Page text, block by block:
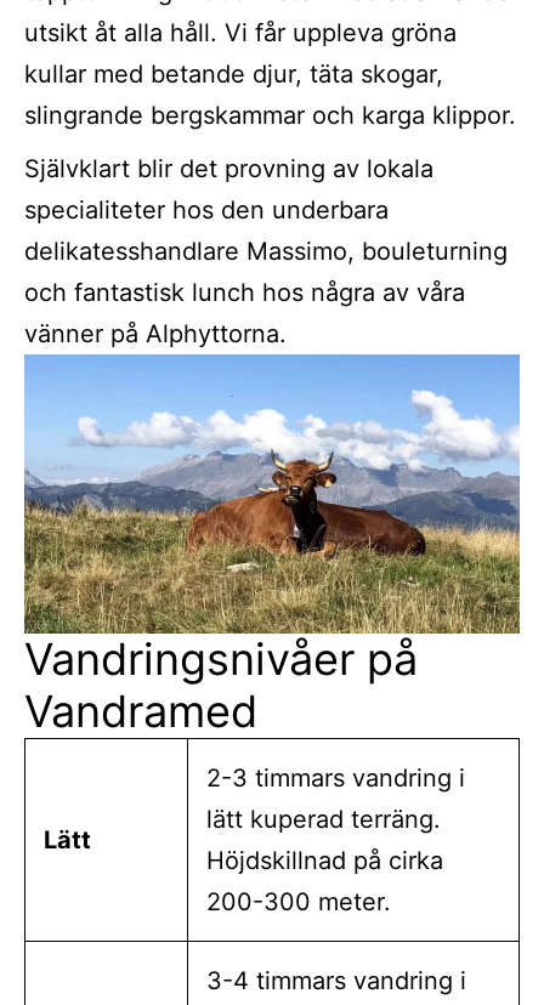
utsikt åt alla håll. Vi får uppleva gröna
kullar med betande djur, täta skogar,
slingrande bergskammar och karga klippor.
Självklart blir det provning av lokala
specialiteter hos den underbara
delikatesshandlare Massimo, bouleturning
och fantastisk lunch hos några av våra
vänner på Alphyttorna.
Vandringsnivåer på
Vandramed
Lätt
2-3 timmars vandring i
lätt kuperad terräng.
Höjdskillnad på cirka
200-300 meter.
3-4 timmars vandring i